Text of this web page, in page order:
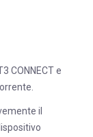
CONNECT e
il